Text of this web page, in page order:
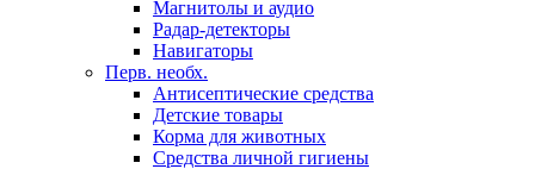
Магнитолы и аудио
Радар-детекторы
Навигаторы
Перв. необх.
Антисептические средства
Детские товары
Корма для животных
Средства личной гигиены